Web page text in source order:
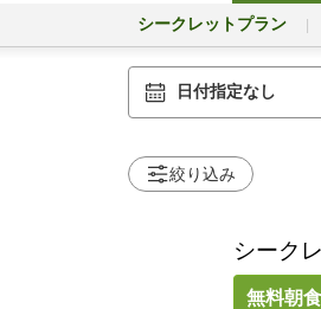
シークレットプラン
日付指定なし
絞り込み
シーク
無料朝